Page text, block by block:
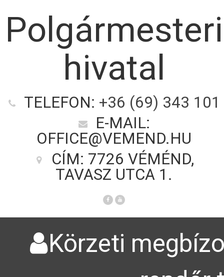
Polgármesteri
hivatal
TELEFON: +36 (69) 343 101
E-MAIL:
OFFICE@VEMEND.HU
CÍM: 7726 VÉMÉND,
TAVASZ UTCA 1.
Körzeti